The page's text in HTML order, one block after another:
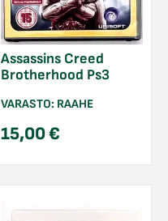
Assassins Creed
Brotherhood Ps3
VARASTO: RAAHE
15,00€